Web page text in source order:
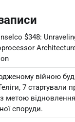
$348:
війною
7 стартували
метою
споруди.